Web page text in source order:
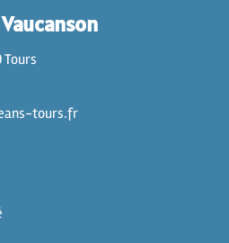
Tours
tours.fr